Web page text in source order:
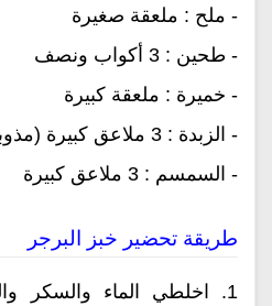
- ملح : ملعقة صغيرة
- طحين : 3 أكواب ونصف
- خميرة : ملعقة كبيرة
- الزبدة : 3 ملاعق كبيرة (مذوبة)
- السمسم : 3 ملاعق كبيرة
طريقة تحضير خبز البرجر
1. اخلطي الماء والسكر